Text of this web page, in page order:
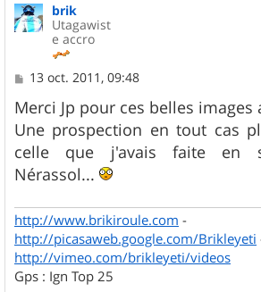
brik
Utagawist
e accro
M
s
s
a
g
e
13 oct. 2011, 09:48
Merci Jp pour ces belles images
Une prospection en tout cas
celle que j'avais faite en
Nérassol...
http://www.brikiroule.com -
http://picasaweb.google.com/Brikleyeti
http://vimeo.com/brikleyeti/videos
Gps : Ign Top 25